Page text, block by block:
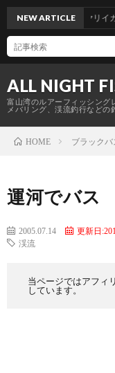
ALL NIGHT
富山湾のルアーフィッシング
メバリング、渓流釣行などの
NEW ARTICLE
青物からのヤリイカ、メバ
HOME ブラックバ
運河でバス
2005.07.14 更新日
渓流
当ページではアフィ
しています。